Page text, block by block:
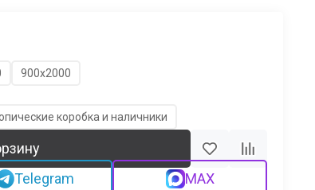
900х2000
коробка и наличники
Telegram MAX